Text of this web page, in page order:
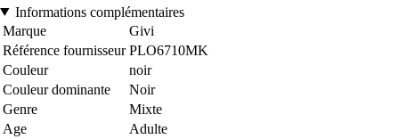
Informations complémentaires
Marque
Givi
Référence fournisseur PLO6710MK
Couleur
noir
Couleur dominante
Noir
Genre
Mixte
Age
Adulte